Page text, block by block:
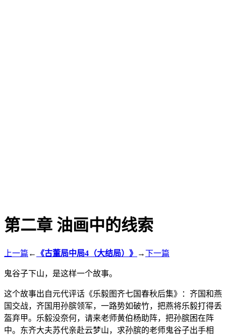
第二章 油画中的线索
上一篇 ← 《古董局中局4（大结局）》 →下一篇
鬼谷子下山，是这样一个故事。
这个故事出自元代评话《乐毅图齐七国春秋后集》：齐国和燕
国交战，齐国用孙膑领军，一路势如破竹，把燕将乐毅打得丢
盔弃甲。乐毅没奈何，请来老师黄伯杨助阵，把孙膑困在阵
中。东齐大夫苏代亲赴云梦山，求孙膑的老师鬼谷子出手相